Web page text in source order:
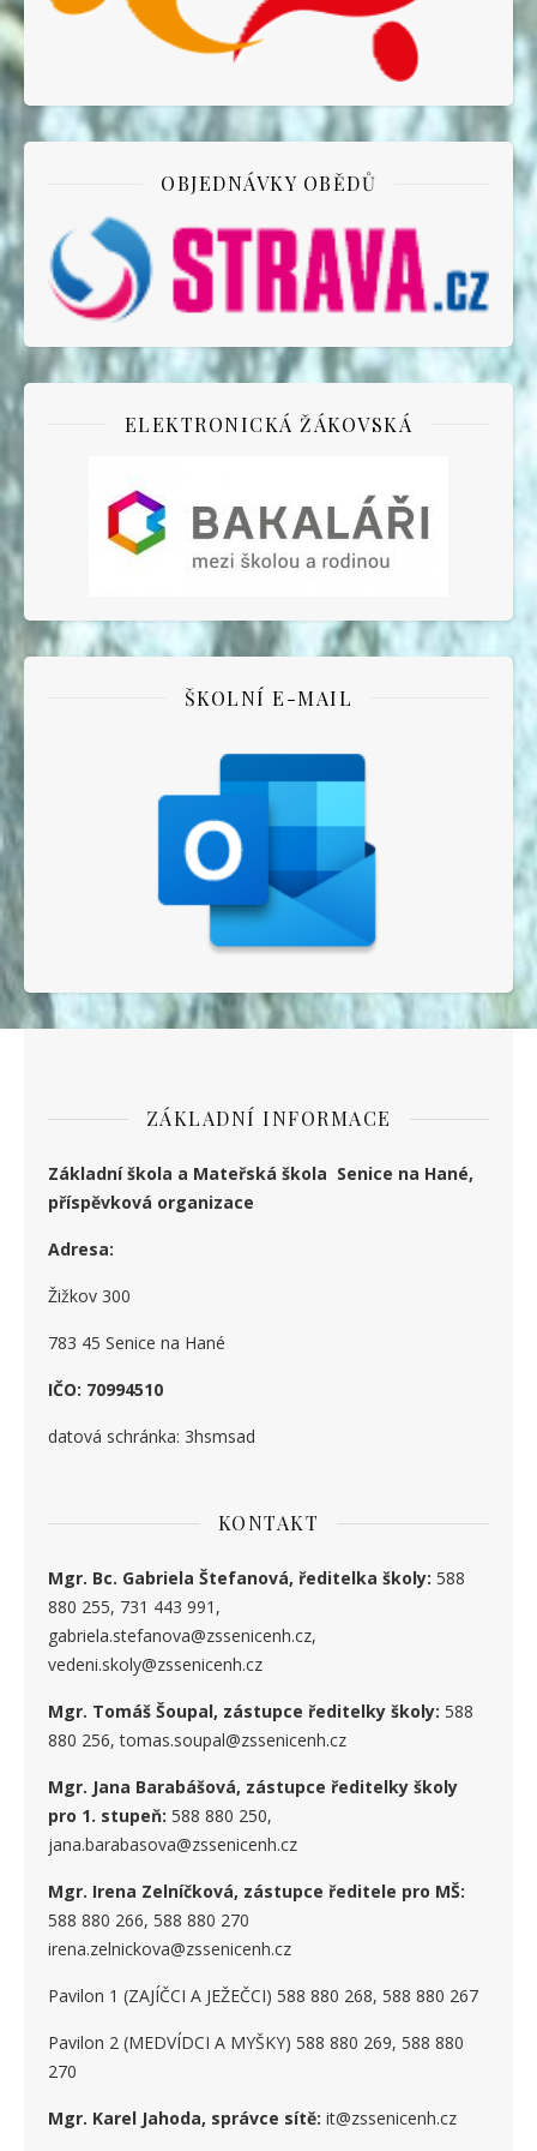
OBJEDNÁVKY OBĚDŮ
ELEKTRONICKÁ ŽÁKOVSKÁ
ŠKOLNÍ E-MAIL
ZÁKLADNÍ INFORMACE
Základní škola a Mateřská škola Senice na Hané,
příspěvková organizace
Adresa:
Žižkov 300
783 45 Senice na Hané
IČO: 70994510
datová schránka: 3hsmsad
KONTAKT
Mgr. Bc. Gabriela Štefanová, ředitelka školy: 588
880 255, 731 443 991,
gabriela.stefanova@zssenicenh.cz,
vedeni.skoly@zssenicenh.cz
Mgr. Tomáš Šoupal, zástupce ředitelky školy: 588
880 256, tomas.soupal@zssenicenh.cz
Mgr. Jana Barabášová, zástupce ředitelky školy
pro 1. stupeň: 588 880 250,
jana.barabasova@zssenicenh.cz
Mgr. Irena Zelníčková, zástupce ředitele pro MŠ:
588 880 266, 588 880 270
irena.zelnickova@zssenicenh.cz
Pavilon 1 (ZAJÍČCI A JEŽEČCI) 588 880 268, 588 880 267
Pavilon 2 (MEDVÍDCI A MYŠKY) 588 880 269, 588 880
270
Mgr. Karel Jahoda, správce sítě: it@zssenicenh.cz